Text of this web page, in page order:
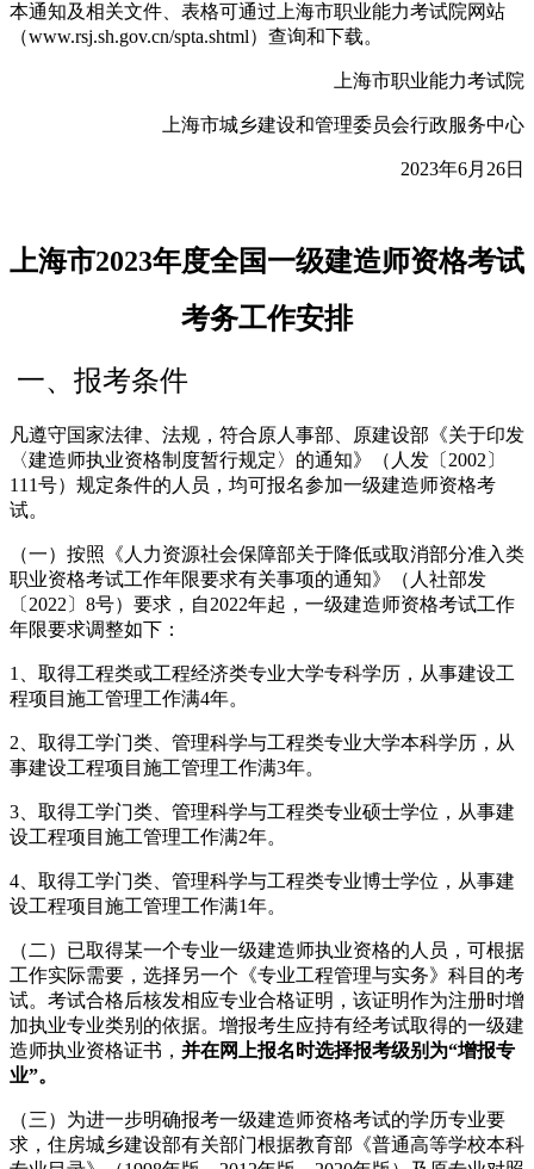
本通知及相关文件、表格可通过上海市职业能力考试院网站
（www.rsj.sh.gov.cn/spta.shtml）查询和下载。
上海市职业能力考试院
上海市城乡建设和管理委员会行政服务中心
2023年6月26日
上海市2023年度全国一级建造师资格考试
考务工作安排
一、报考条件
凡遵守国家法律、法规，符合原人事部、原建设部《关于印发
〈建造师执业资格制度暂行规定〉的通知》（人发〔2002〕
111号）规定条件的人员，均可报名参加一级建造师资格考
试。
（一）按照《人力资源社会保障部关于降低或取消部分准入类
职业资格考试工作年限要求有关事项的通知》（人社部发
〔2022〕8号）要求，自2022年起，一级建造师资格考试工作
年限要求调整如下：
1、取得工程类或工程经济类专业大学专科学历，从事建设工
程项目施工管理工作满4年。
2、取得工学门类、管理科学与工程类专业大学本科学历，从
事建设工程项目施工管理工作满3年。
3、取得工学门类、管理科学与工程类专业硕士学位，从事建
设工程项目施工管理工作满2年。
4、取得工学门类、管理科学与工程类专业博士学位，从事建
设工程项目施工管理工作满1年。
（二）已取得某一个专业一级建造师执业资格的人员，可根据
工作实际需要，选择另一个《专业工程管理与实务》科目的考
试。考试合格后核发相应专业合格证明，该证明作为注册时增
加执业专业类别的依据。增报考生应持有经考试取得的一级建
造师执业资格证书， 并在网上报名时选择报考级别为“增报专
业”。
（三）为进一步明确报考一级建造师资格考试的学历专业要
求，住房城乡建设部有关部门根据教育部《普通高等学校本科